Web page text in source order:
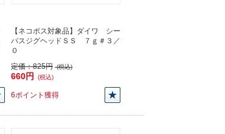
【ネコポス対象品】ダイワ シー
バスジグヘッドＳＳ ７ｇ＃３／
０
定価：825円 (税込)
660円 (税込)
6ポイント獲得